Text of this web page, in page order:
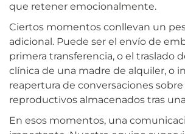
que retener emocionalmente.
Ciertos momentos conllevan un
adicional. Puede ser el envío de
primera transferencia, o el traslado
clínica de una madre de alquiler, o
reapertura de conversaciones
reproductivos almacenados tras
En esos momentos, una